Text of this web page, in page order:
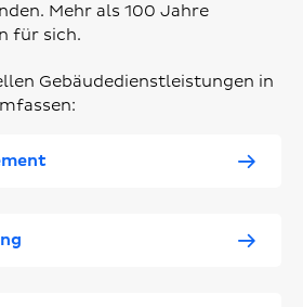
Mehr als 100 Jahre
für sich.
Gebäudedienstleistungen in